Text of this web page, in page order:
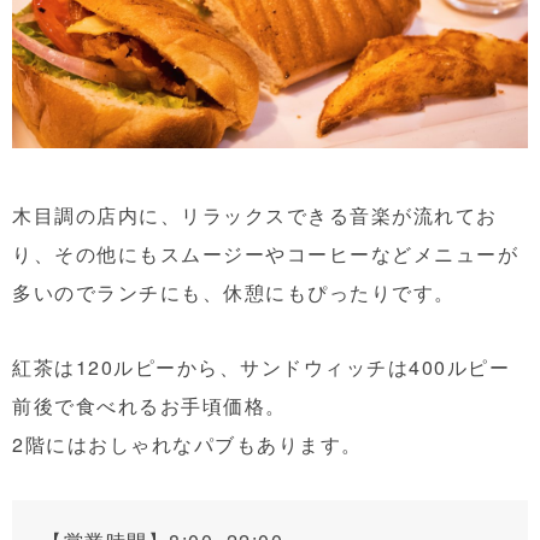
木目調の店内に、リラックスできる音楽が流れてお
り、その他にもスムージーやコーヒーなどメニューが
多いのでランチにも、休憩にもぴったりです。
紅茶は120ルピーから、サンドウィッチは400ルピー
前後で食べれるお手頃価格。
2階にはおしゃれなパブもあります。